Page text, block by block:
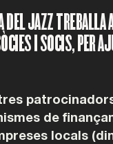
DEL JAZZ
I SOCIS, PER
de
locals